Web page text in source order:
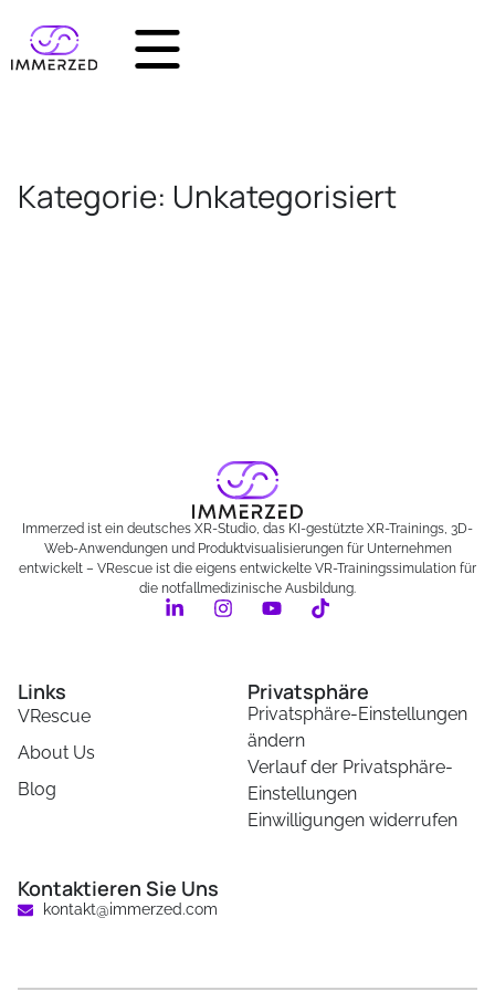
Kategorie: Unkategorisiert
Immerzed ist ein deutsches XR-Studio, das KI-gestützte XR-Trainings, 3D-
Web-Anwendungen und Produktvisualisierungen für Unternehmen
entwickelt – VRescue ist die eigens entwickelte VR-Trainingssimulation für
die notfallmedizinische Ausbildung.
Links
VRescue
About Us
Blog
Privatsphäre
Privatsphäre-Einstellungen
ändern
Verlauf der Privatsphäre-
Einstellungen
Einwilligungen widerrufen
Kontaktieren Sie Uns
kontakt@immerzed.com